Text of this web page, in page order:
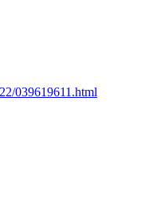
039619611.html